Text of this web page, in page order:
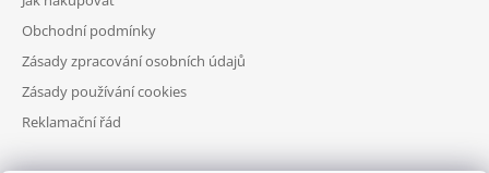
Obchodní podmínky
Zásady zpracování osobních údajů
Zásady používání cookies
Reklamační řád